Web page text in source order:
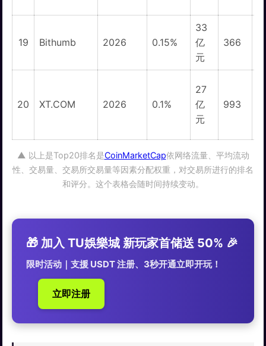
19 Bithumb 2026 0.15%
33
亿
元
366
20 XT.COM 2026 0.1%
27
亿
元
993
▲ 以上是Top20排名是CoinMarketCap依网络流量、平均流动
性、交易量、交易所交易量等因素分配权重，对交易所进行的排名
和评分。这个表格会随时间持续变动。
🎁 加入 TU娛樂城 新玩家首储送 50% 🎉
限时活动｜支援 USDT 注册、3秒开通立即开玩！
立即注册